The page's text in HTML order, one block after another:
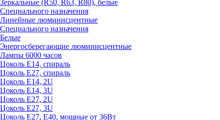
Зеркальные (R50, R63, R80), белые
Специального назначения
Линейные люминисцентные
Специального назначения
Белые
Энергосберегающие люминисцентные
Лампы 6000 часов
Цоколь Е14, спираль
Цоколь Е27, спираль
Цоколь Е14, 2U
Цоколь Е14, 3U
Цоколь Е27, 2U
Цоколь Е27, 3U
Цоколь Е27, Е40, мощные от 36Вт